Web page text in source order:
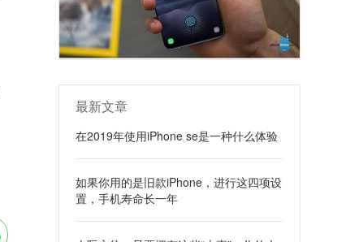
最新文章
在2019年使用iPhone se是一种什么体验
如果你用的是旧款iPhone，进行这四项设
置，手机寿命长一年